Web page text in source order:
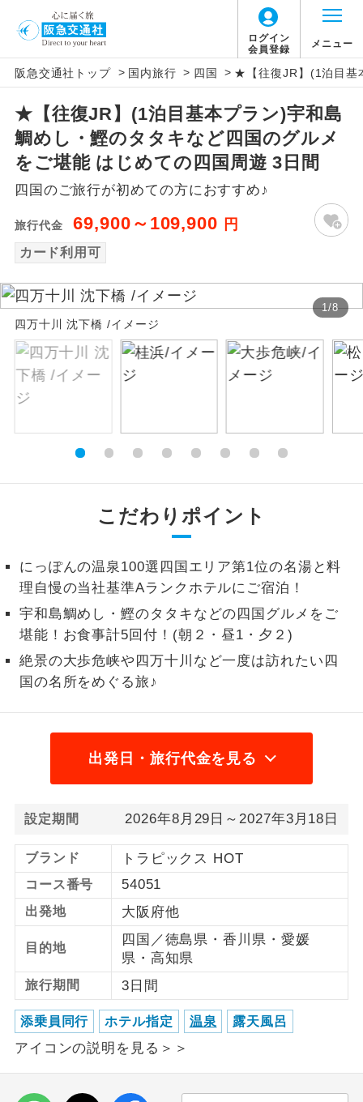
ログイン
会員登録
メニュー
阪急交通社トップ > 国内旅行 > 四国 > ★【往復JR】(1泊目基
★【往復JR】(1泊目基本プラン)宇和島
鯛めし・鰹のタタキなど四国のグルメ
をご堪能 はじめての四国周遊 3日間
四国のご旅行が初めての方におすすめ♪
旅行代金 69,900～109,900 円
カード利用可
1/8
四万十川 沈下橋 /イメージ
こだわりポイント
にっぽんの温泉100選四国エリア第1位の名湯と料
理自慢の当社基準Aランクホテルにご宿泊！
宇和島鯛めし・鰹のタタキなどの四国グルメをご
堪能！お食事計5回付！(朝２・昼1・夕２)
絶景の大歩危峡や四万十川など一度は訪れたい四
国の名所をめぐる旅♪
出発日・旅行代金を見る
設定期間 2026年8月29日～2027年3月18日
ブランド トラピックス HOT
コース番号 54051
出発地 大阪府他
目的地
四国／徳島県・香川県・愛媛
県・高知県
旅行期間 3日間
添乗員同行 ホテル指定 温泉 露天風呂
アイコンの説明を見る＞＞
アイコン 説明
添乗員同行
往路出発空港（駅）から復路到着空港
（駅）まで同行します。
現地添乗員同
行
現地到着空港（駅）から最終日出発空港
（駅）まで添乗員が同行します。
務
バスガイドが乗務し、車内での観光案内
新コース 初登場のコースです。
世界遺産
ユネスコに登録されている文化遺産や自
然遺産を訪ねるコースです。
温泉
露天風呂
ご宿泊ホテルに大浴場が付いています。
全食事付き
全てのお食事が付いていますので、お食
事の心配はいりません。（機内食を除
く）
お部屋にてゆっくりとお召し上がりいた
だけます。
ホン
をじっくり聞くことができます。
1名様催行
1名様から出発可能な個人型プランで
す。
2名様催行
す。
おひとり様参
加限定
おひとり様限定でご参加いただけるコー
スです。
1名様1室同代
金
1名様1室利用でも追加料金がかからない
コースです。
ご夫婦限定
ご夫婦限定でご参加いただけるコースで
す。
女性限定
女性限定でご参加いただけるコースで
年齢制限あり
ご参加にあたり年齢に制限があるコース